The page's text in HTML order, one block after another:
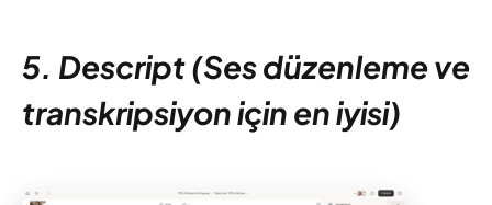
5. Descript (Ses düzenleme ve
transkripsiyon için en iyisi)